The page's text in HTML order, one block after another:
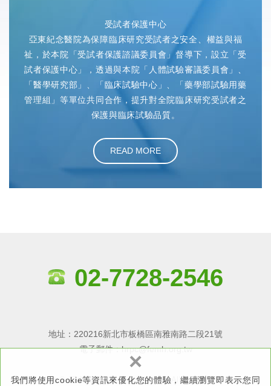
我們將使用cookie等資訊來優化您的體驗，繼續瀏覽即表示您同
×
受試者保護中心
亞東紀念醫院為保障臨床研究受試者之安全、權益與福
祉，於本院「受試者保護諮議委員會」督導下，設立「受
試者保護中心」，透過與本院「人體試驗審議委員會」、
「醫學研究部」、「臨床試驗中心」、「藥學部試驗用藥
管理組」等單位共同合作，提升對全院臨床研究受試者之
保護與臨床試驗品質。
READ MORE
02-7728-2546
地址：220216新北市板橋區南雅南路二段21號
電子郵件：hrpc@femh.org.tw
Copyright © 亞東醫院－受試者保護中心 All Rights Reserved.